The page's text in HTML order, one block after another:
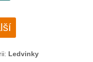
Ledvinky